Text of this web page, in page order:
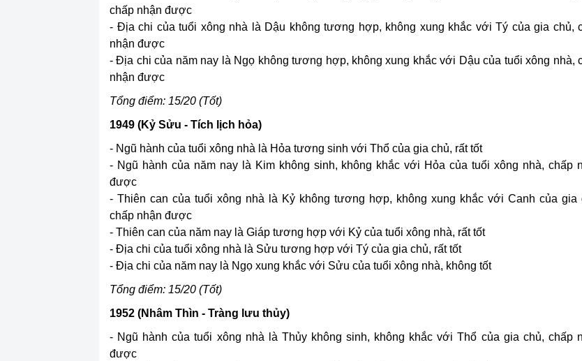
chấp nhận được
- Địa chi của tuổi xông nhà là Dậu không tương hợp, không xung khắc với Tý của gia chủ,
nhận được
- Địa chi của năm nay là Ngọ không tương hợp, không xung khắc với Dậu của tuổi xông nhà,
nhận được
Tổng điểm: 15/20 (Tốt)
1949 (Kỷ Sửu - Tích lịch hỏa)
- Ngũ hành của tuổi xông nhà là Hỏa tương sinh với Thổ của gia chủ, rất tốt
- Ngũ hành của năm nay là Kim không sinh, không khắc với Hỏa của tuổi xông nhà, chấp
được
- Thiên can của tuổi xông nhà là Kỷ không tương hợp, không xung khắc với Canh của gia
chấp nhận được
- Thiên can của năm nay là Giáp tương hợp với Kỷ của tuổi xông nhà, rất tốt
- Địa chi của tuổi xông nhà là Sửu tương hợp với Tý của gia chủ, rất tốt
- Địa chi của năm nay là Ngọ xung khắc với Sửu của tuổi xông nhà, không tốt
Tổng điểm: 15/20 (Tốt)
1952 (Nhâm Thìn - Tràng lưu thủy)
- Ngũ hành của tuổi xông nhà là Thủy không sinh, không khắc với Thổ của gia chủ, chấp
được